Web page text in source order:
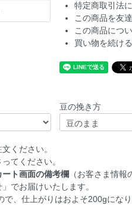
特定商取引法
この商品を友
この商品につ
買い物を続ける
豆の挽き方
ください。
てください。
ト画面の備考欄 （お客さま情
でお届けいたします。
、仕上がりはおよそ200gにな